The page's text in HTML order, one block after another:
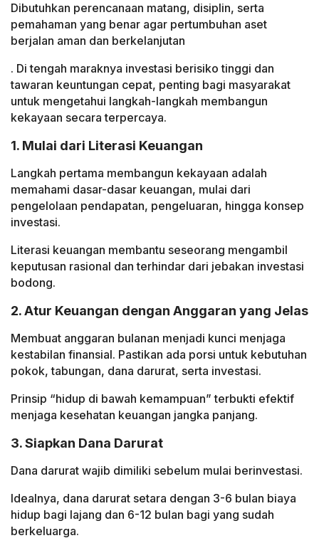
Dibutuhkan perencanaan matang, disiplin, serta
pemahaman yang benar agar pertumbuhan aset
berjalan aman dan berkelanjutan
. Di tengah maraknya investasi berisiko tinggi dan
tawaran keuntungan cepat, penting bagi masyarakat
untuk mengetahui langkah-langkah membangun
kekayaan secara terpercaya.
1. Mulai dari Literasi Keuangan
Langkah pertama membangun kekayaan adalah
memahami dasar-dasar keuangan, mulai dari
pengelolaan pendapatan, pengeluaran, hingga konsep
investasi.
Literasi keuangan membantu seseorang mengambil
keputusan rasional dan terhindar dari jebakan investasi
bodong.
2. Atur Keuangan dengan Anggaran yang Jelas
Membuat anggaran bulanan menjadi kunci menjaga
kestabilan finansial. Pastikan ada porsi untuk kebutuhan
pokok, tabungan, dana darurat, serta investasi.
Prinsip “hidup di bawah kemampuan” terbukti efektif
menjaga kesehatan keuangan jangka panjang.
3. Siapkan Dana Darurat
Dana darurat wajib dimiliki sebelum mulai berinvestasi.
Idealnya, dana darurat setara dengan 3-6 bulan biaya
hidup bagi lajang dan 6-12 bulan bagi yang sudah
berkeluarga.